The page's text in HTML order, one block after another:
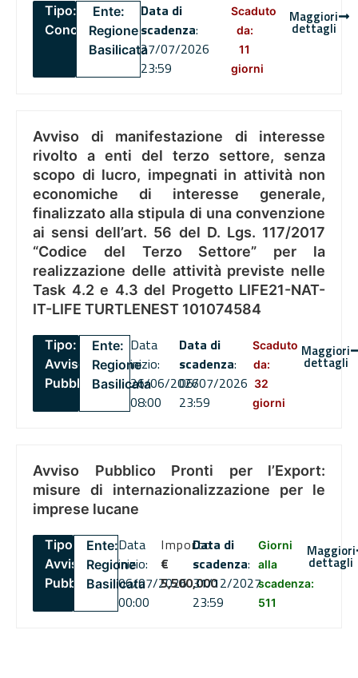
Tipo:
Concorsi
Ente:
Regione
Basilicata
Data di
scadenza:
27/07/2026
23:59
Scaduto
da:
11
giorni
Maggiori
dettagli
Avviso di manifestazione di interesse
rivolto a enti del terzo settore, senza
scopo di lucro, impegnati in attività non
economiche di interesse generale,
finalizzato alla stipula di una convenzione
ai sensi dell’art. 56 del D. Lgs. 117/2017
“Codice del Terzo Settore” per la
realizzazione delle attività previste nelle
Task 4.2 e 4.3 del Progetto LIFE21-NAT-
IT-LIFE TURTLENEST 101074584
Tipo:
Avviso
Pubblico
Ente:
Regione
Basilicata
Data
inizio:
26/06/2026
08:00
Data di
scadenza:
06/07/2026
23:59
Scaduto
da:
32
giorni
Maggiori
dettagli
Avviso Pubblico Pronti per l’Export:
misure di internazionalizzazione per le
imprese lucane
Tipo:
Avviso
Pubblico
Ente:
Regione
Basilicata
Data
inizio:
06/07/2026
00:00
Importo
€
5,500,000
Data di
scadenza:
31/12/2027
23:59
Giorni
alla
scadenza:
511
Maggiori
dettagli